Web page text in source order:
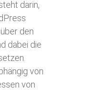
darin,
den
dabei die
von
von